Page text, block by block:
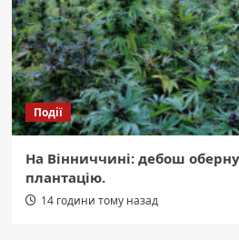
Події
На Вінниччині: дебош
плантацію.
14 години тому назад